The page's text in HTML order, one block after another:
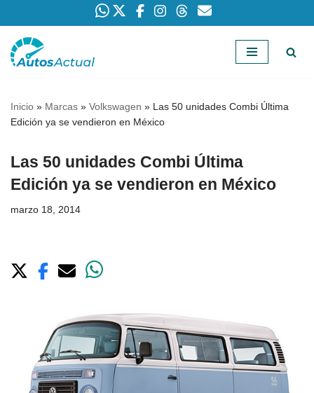
Saltar
Inicio » Marcas » Volkswagen » Las 50 unidades Combi Última
Edición ya se vendieron en México
Las 50 unidades Combi Última
Edición ya se vendieron en México
marzo 18, 2014